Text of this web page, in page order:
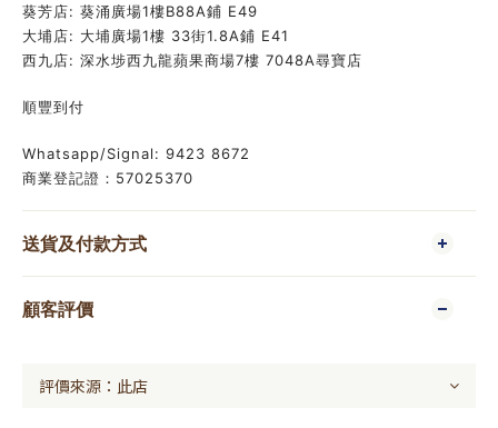
葵芳店: 葵涌廣場1樓B88A鋪 E49
大埔店: 大埔廣場1樓 33街1.8A鋪 E41
西九店: 深水埗西九龍蘋果商場7樓 7048A尋寶店
順豐到付
Whatsapp/Signal: 9423 8672
商業登記證：57025370
送貨及付款方式
顧客評價